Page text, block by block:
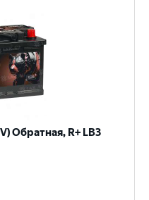
Обратная, R+ LB3